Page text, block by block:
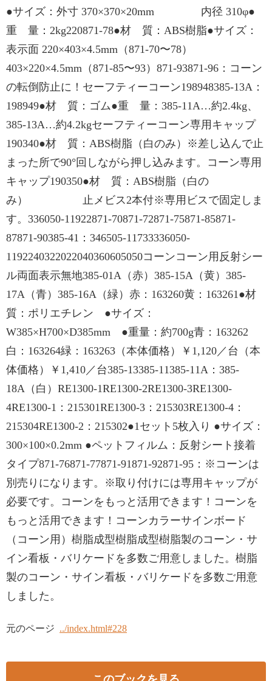
●サイズ：外寸 370×370×20mm 内径 310φ●
重 量：2kg220871-78●材 質：ABS樹脂●サイズ：
表示面 220×403×4.5mm（871-70〜78）
403×220×4.5mm（871-85〜93）871-93871-96：コーン
の転倒防止に！セーフティーコーン198948385-13A：
198949●材 質：ゴム●重 量：385-11A…約2.4kg、
385-13A…約4.2kgセーフティーコーン専用キャップ
190340●材 質：ABS樹脂（白のみ）※差し込んで止
まった所で90°回しながら押し込みます。コーン専用
キャップ190350●材 質：ABS樹脂（白の
み） 止メビス2本付※専用ビスで固定しま
す。336050-11922871-70871-72871-75871-85871-
87871-90385-41：346505-11733336050-
1192240322022040360605050コーンコーン用反射シー
ル両面表示無地385-01A（赤）385-15A（黄）385-
17A（青）385-16A（緑）赤：163260黄：163261●材
質：ポリエチレン ●サイズ：
W385×H700×D385mm ●重量：約700g青：163262
白：163264緑：163263（本体価格）￥1,120／台（本
体価格）￥1,410／台385-13385-11385-11A：385-
18A（白）RE1300-1RE1300-2RE1300-3RE1300-
4RE1300-1：215301RE1300-3：215303RE1300-4：
215304RE1300-2：215302●1セット5枚入り ●サイズ：
300×100×0.2mm ●ペットフィルム：反射シート接着
タイプ871-76871-77871-91871-92871-95：※コーンは
別売りになります。※取り付けには専用キャップが
必要です。コーンをもっと活用できます！コーンを
もっと活用できます！コーンカラーサインボード
（コーン用）樹脂成型樹脂成型樹脂製のコーン・サ
イン看板・バリケードを多数ご用意しました。樹脂
製のコーン・サイン看板・バリケードを多数ご用意
しました。
元のページ ../index.html#228